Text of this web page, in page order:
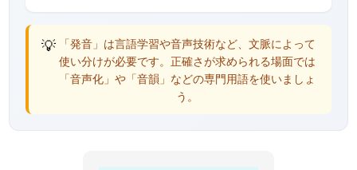
💡 「発音」は言語学習や音声技術など、文脈によって
使い分けが必要です。正確さが求められる場面では
「音声化」や「音韻」などの専門用語を使いましょ
う。